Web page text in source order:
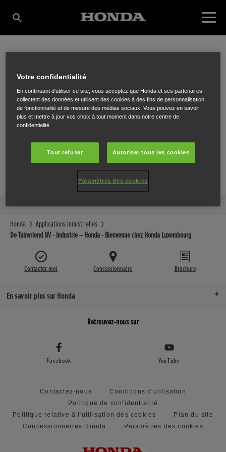
DE TUINVRIEND NV
Steenweg 171,HERK DE STAD,3540
Honda
Applications industrielles
De Tuinvriend NV - Industrie – Honda - Bienvenue chez Honda Luxembourg
Contactez-moi Concessionnaire Brochure
En savoir plus sur Honda
Retrouvez-nous sur
Facebook YouTube
Contactez-nous
Conditions d'utilisation
Politique de confidentialité
Politique relative à l'utilisation des cookies
Plan du site
Concessionnaires Honda
Paramètres des cookies
Votre confidentialité
En continuant d'utiliser ce site, vous acceptez que Honda et ses partenaires
collectent des données et utilisent des cookies à des fins de personnalisation,
de fonctionnalité et de mesure des médias sociaux. Vous pouvez en savoir
plus et mettre à jour vos choix à tout moment dans notre centre de
confidentialité
Tout refuser Autoriser tous les cookies
Paramètres des cookies